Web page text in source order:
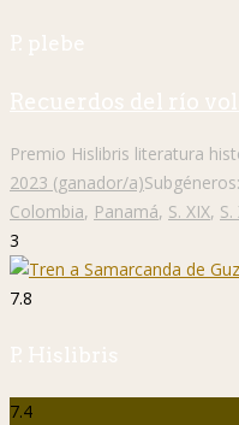
P. plebe
Recuerdos del río
Premio Hislibris literatura
2023 (ganador/a)Subgéneros:
Colombia, Panamá, S. XIX, S.
3
7.8
P. Hislibris
7.4